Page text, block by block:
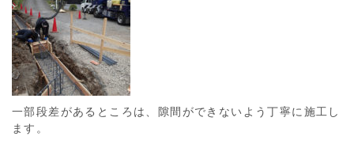
一部段差があるところは、隙間ができないよう丁寧に施工し
ます。